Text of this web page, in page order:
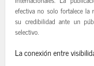
efectiva no solo fortalece la
su credibilidad ante un
selectivo.
La conexión entre